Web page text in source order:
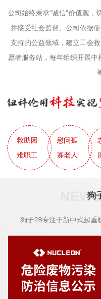
公司始终秉承“诚信”价值观，
并接受社会监督。公司依据
支持的公益领域，建立工会
愿者服务站，每年组织开展中
救助困
难职工
慰问孤
寡老人
狗
狗子28专注于新中式起重